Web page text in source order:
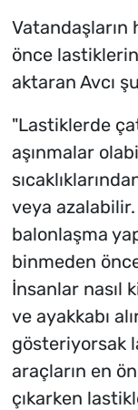
Vatandaşların
önce
aktaran Avcı
"Lastiklerde
aşınmalar
veya
balonlaşma
binmeden
İnsanlar nasıl
ve ayakkabı
gösteriyorsak
araçların en
çıkarken